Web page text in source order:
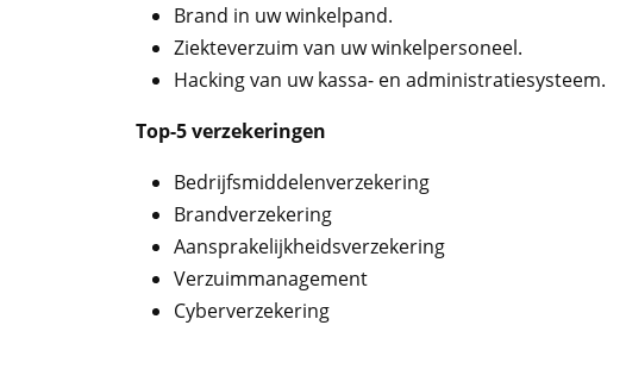
Brand in uw winkelpand.
Ziekteverzuim van uw winkelpersoneel.
Hacking van uw kassa- en administratiesysteem.
Top-5 verzekeringen
Bedrijfsmiddelenverzekering
Brandverzekering
Aansprakelijkheidsverzekering
Verzuimmanagement
Cyberverzekering